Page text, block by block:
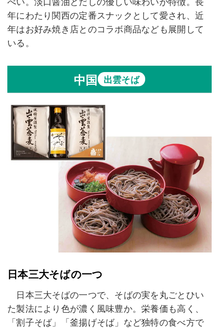
べい。淡口醤油とだしの優しい味わいが特徴。長
年にわたり関西の定番スナックとして愛され、近
年はお好み焼き店とのコラボ商品なども展開して
いる。
中国 出雲そば
日本三大そばの一つ
日本三大そばの一つで、そばの実を丸ごとひい
た製法により色が濃く風味豊か。栄養価も高く、
「割子そば」「釜揚げそば」など独特の食べ方で